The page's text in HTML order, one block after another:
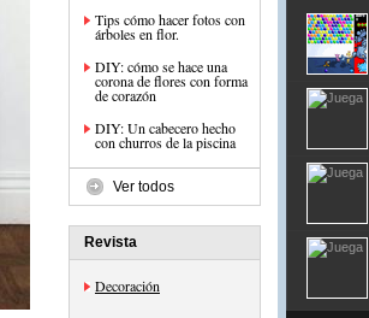
Tips cómo hacer fotos con
árboles en flor.
DIY: cómo se hace una
corona de flores con forma
de corazón
DIY: Un cabecero hecho
con churros de la piscina
Ver todos
Revista
Decoración